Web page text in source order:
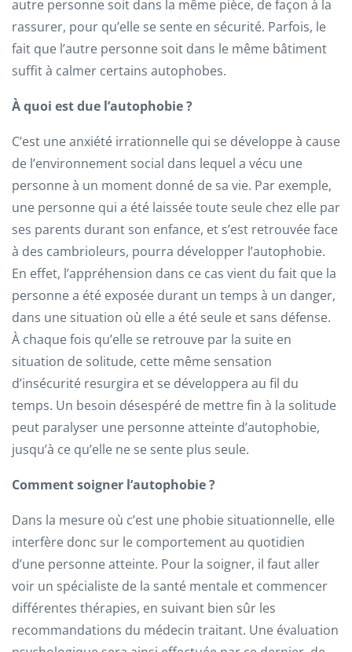
autre personne soit dans la même pièce, de façon à la
rassurer, pour qu’elle se sente en sécurité. Parfois, le
fait que l’autre personne soit dans le même bâtiment
suffit à calmer certains autophobes.
À quoi est due l’autophobie ?
C’est une anxiété irrationnelle qui se développe à cause
de l’environnement social dans lequel a vécu une
personne à un moment donné de sa vie. Par exemple,
une personne qui a été laissée toute seule chez elle par
ses parents durant son enfance, et s’est retrouvée face
à des cambrioleurs, pourra développer l’autophobie.
En effet, l’appréhension dans ce cas vient du fait que la
personne a été exposée durant un temps à un danger,
dans une situation où elle a été seule et sans défense.
À chaque fois qu’elle se retrouve par la suite en
situation de solitude, cette même sensation
d’insécurité resurgira et se développera au fil du
temps. Un besoin désespéré de mettre fin à la solitude
peut paralyser une personne atteinte d’autophobie,
jusqu’à ce qu’elle ne se sente plus seule.
Comment soigner l’autophobie ?
Dans la mesure où c’est une phobie situationnelle, elle
interfère donc sur le comportement au quotidien
d’une personne atteinte. Pour la soigner, il faut aller
voir un spécialiste de la santé mentale et commencer
différentes thérapies, en suivant bien sûr les
recommandations du médecin traitant. Une évaluation